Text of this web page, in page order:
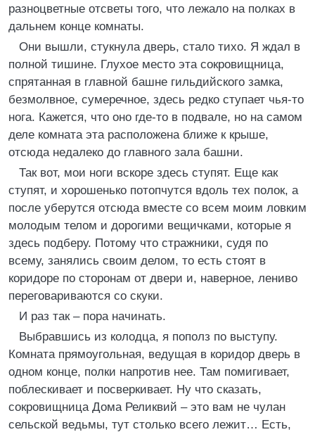
разноцветные отсветы того, что лежало на полках в
дальнем конце комнаты.
Они вышли, стукнула дверь, стало тихо. Я ждал в
полной тишине. Глухое место эта сокровищница,
спрятанная в главной башне гильдийского замка,
безмолвное, сумеречное, здесь редко ступает чья-то
нога. Кажется, что оно где-то в подвале, но на самом
деле комната эта расположена ближе к крыше,
отсюда недалеко до главного зала башни.
Так вот, мои ноги вскоре здесь ступят. Еще как
ступят, и хорошенько потопчутся вдоль тех полок, а
после уберутся отсюда вместе со всем моим ловким
молодым телом и дорогими вещичками, которые я
здесь подберу. Потому что стражники, судя по
всему, занялись своим делом, то есть стоят в
коридоре по сторонам от двери и, наверное, лениво
переговариваются со скуки.
И раз так – пора начинать.
Выбравшись из колодца, я пополз по выступу.
Комната прямоугольная, ведущая в коридор дверь в
одном конце, полки напротив нее. Там помигивает,
поблескивает и посверкивает. Ну что сказать,
сокровищница Дома Реликвий – это вам не чулан
сельской ведьмы, тут столько всего лежит… Есть,